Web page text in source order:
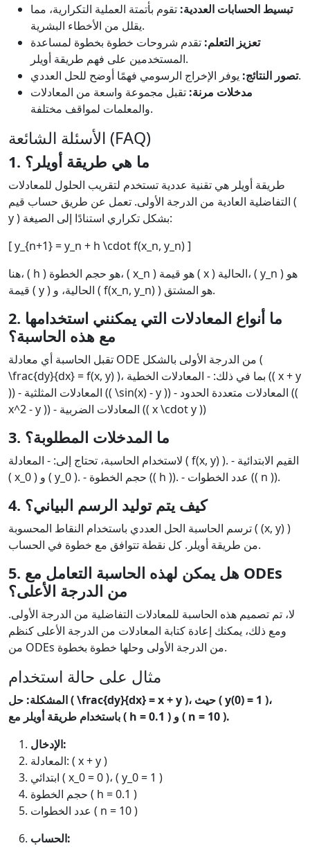
تبسيط الحسابات العددية: تقوم بأتمتة العملية التكرارية، مما
يقلل من الأخطاء البشرية.
تعزيز التعلم: تقدم شروحات خطوة بخطوة لمساعدة
المستخدمين على فهم طريقة أويلر.
تصور النتائج:يوفر الإخراج الرسومي فهمًا أوضح للحل العددي.
مدخلات مرنة: تقبل مجموعة واسعة من المعادلات
والمعلمات لمواقف مختلفة.
الأسئلة الشائعة (FAQ)
1. ما هي طريقة أويلر؟
طريقة أويلر هي تقنية عددية تستخدم لتقريب الحلول للمعادلات
التفاضلية العادية من الدرجة الأولى. تعمل عن طريق حساب قيم (
y ) بشكل تكراري استنادًا إلى الصيغة:
[ y_{n+1} = y_n + h \cdot f(x_n, y_n) ]
هنا، ( h ) هو حجم الخطوة، ( x_n ) هو قيمة ( x ) الحالية، ( y_n ) هو
قيمة ( y ) الحالية، و ( f(x_n, y_n) ) هو المشتق.
2. ما أنواع المعادلات التي يمكنني استخدامها
مع هذه الحاسبة؟
تقبل الحاسبة أي معادلة ODE من الدرجة الأولى بالشكل (
\frac{dy}{dx} = f(x, y) )، بما في ذلك: - المعادلات الخطية (( x + y
)) - المعادلات المثلثية (( \sin(x) - y )) - المعادلات متعددة الحدود ((
x^2 - y )) - المعادلات الضربية (( x \cdot y ))
3. ما المدخلات المطلوبة؟
لاستخدام الحاسبة، تحتاج إلى: - المعادلة ( f(x, y) ). - القيم الابتدائية
( x_0 ) و ( y_0 ). - حجم الخطوة (( h )). - عدد الخطوات (( n )).
4. كيف يتم توليد الرسم البياني؟
ترسم الحاسبة الحل العددي باستخدام النقاط المحسوبة ( (x, y) )
من طريقة أويلر. كل نقطة تتوافق مع خطوة في الحساب.
5. هل يمكن لهذه الحاسبة التعامل مع ODEs
من الدرجة الأعلى؟
لا، تم تصميم هذه الحاسبة للمعادلات التفاضلية من الدرجة الأولى.
ومع ذلك، يمكنك إعادة كتابة المعادلات من الدرجة الأعلى كنظم
من ODEs من الدرجة الأولى وحلها خطوة بخطوة.
مثال على حالة استخدام
المشكلة: حل ( \frac{dy}{dx} = x + y )، حيث ( y(0) = 1 )،
باستخدام طريقة أويلر مع ( h = 0.1 ) و ( n = 10 ).
الإدخال:
المعادلة: ( x + y )
ابتدائي ( x_0 = 0 )، ( y_0 = 1 )
حجم الخطوة ( h = 0.1 )
عدد الخطوات ( n = 10 )
الحساب: